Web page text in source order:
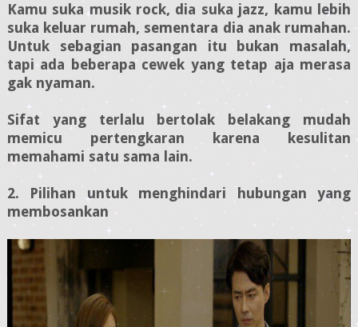
Kamu suka musik rock, dia suka jazz, kamu lebih
suka keluar rumah, sementara dia anak rumahan.
Untuk sebagian pasangan itu bukan masalah,
tapi ada beberapa cewek yang tetap aja merasa
gak nyaman.
Sifat yang terlalu bertolak belakang mudah
memicu pertengkaran karena kesulitan
memahami satu sama lain.
2. Pilihan untuk menghindari hubungan yang
membosankan